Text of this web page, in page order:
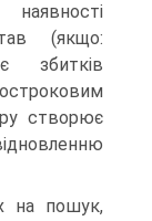
(якщо:
збитків
створює
на пошук,